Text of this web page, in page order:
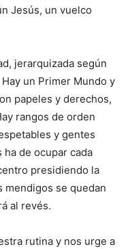
Jesús, un vuelco
jerarquizada según
un Primer Mundo y
papeles y derechos,
rangos de orden
y gentes
de ocupar cada
presidiendo la
mendigos se quedan
al revés.
rutina y nos urge a